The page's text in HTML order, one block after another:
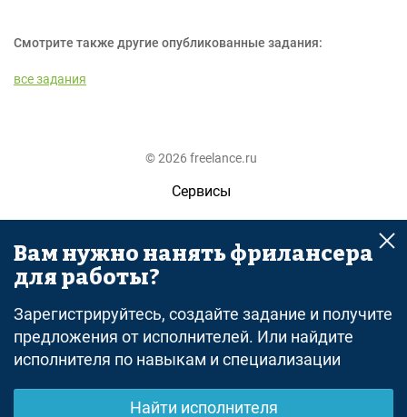
Смотрите также другие опубликованные задания:
все задания
© 2026 freelance.ru
Сервисы
Помощь
Поиск
Оферта
Политика конфиденциальности
Дисклеймер о ЗоЗПП
Вам нужно нанять фрилансера
для работы?
Зарегистрируйтесь, создайте задание и получите
предложения от исполнителей. Или найдите
исполнителя по навыкам и специализации
Найти исполнителя